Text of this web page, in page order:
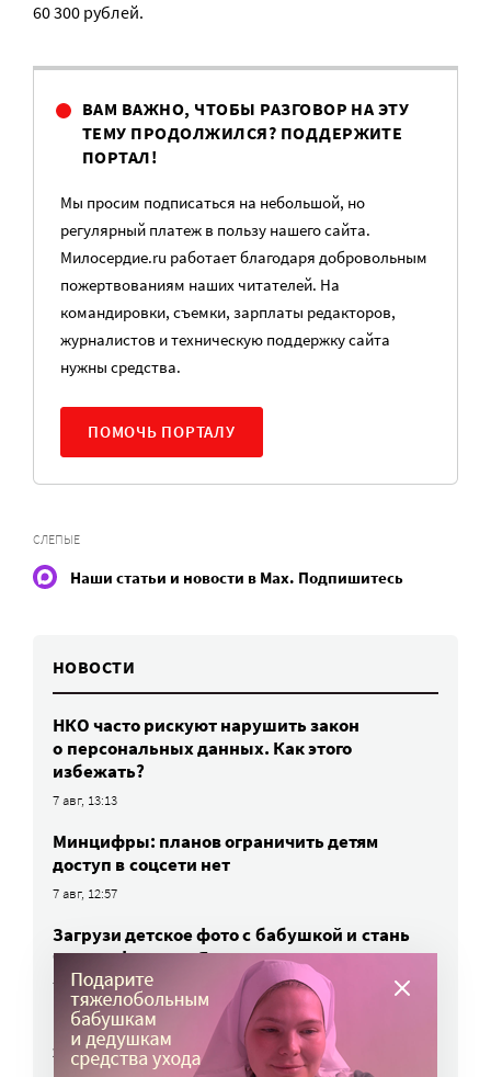
60 300 рублей.
ВАМ ВАЖНО, ЧТОБЫ РАЗГОВОР НА ЭТУ
ТЕМУ ПРОДОЛЖИЛСЯ? ПОДДЕРЖИТЕ
ПОРТАЛ!
Мы просим подписаться на небольшой, но
регулярный платеж в пользу нашего сайта.
Милосердие.ru работает благодаря добровольным
пожертвованиям наших читателей. На
командировки, съемки, зарплаты редакторов,
журналистов и техническую поддержку сайта
нужны средства.
ПОМОЧЬ ПОРТАЛУ
СЛЕПЫЕ
Наши статьи и новости в Max. Подпишитесь
НОВОСТИ
НКО часто рискуют нарушить закон
о персональных данных. Как этого
избежать?
7 авг, 13:13
Минцифры: планов ограничить детям
доступ в соцсети нет
7 авг, 12:57
Загрузи детское фото с бабушкой и стань
частью фильма «Я приду»
7 авг, 12:05
Церковь зовет добровольцев помочь
жителям разрушенных домов в Донецке